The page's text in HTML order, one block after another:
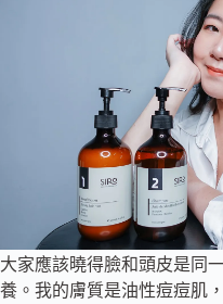
大家應該曉得臉和頭皮是同
養。我的膚質是油性痘痘肌